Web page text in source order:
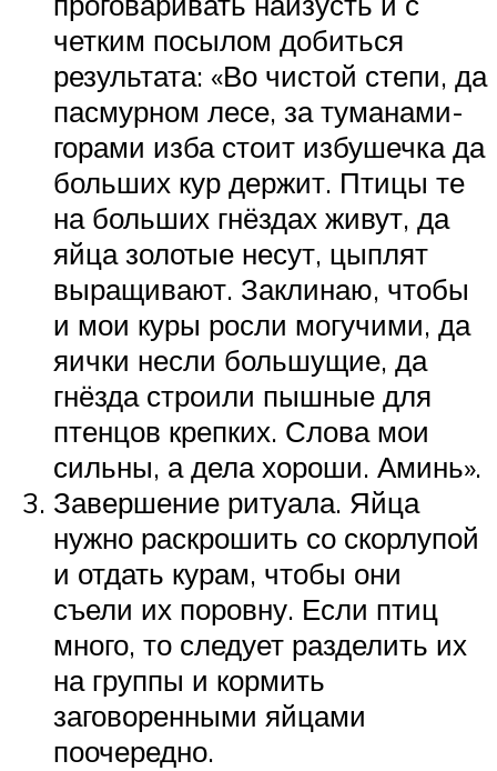
четким посылом добиться
результата: «Во чистой степи, да
пасмурном лесе, за туманами-
горами изба стоит избушечка да
больших кур держит. Птицы те
на больших гнёздах живут, да
яйца золотые несут, цыплят
выращивают. Заклинаю, чтобы
и мои куры росли могучими, да
яички несли большущие, да
гнёзда строили пышные для
птенцов крепких. Слова мои
сильны, а дела хороши. Аминь».
Завершение ритуала. Яйца
нужно раскрошить со скорлупой
и отдать курам, чтобы они
съели их поровну. Если птиц
много, то следует разделить их
на группы и кормить
заговоренными яйцами
поочередно.